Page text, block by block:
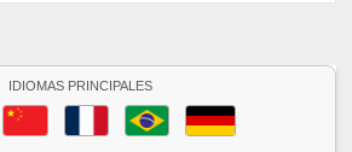
IDIOMAS PRINCIPALES